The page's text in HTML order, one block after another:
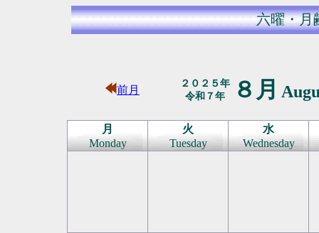
六曜・月
前月
２０２５年
令和７年
８月
月
Monday
火
Tuesday
水
Wednesday